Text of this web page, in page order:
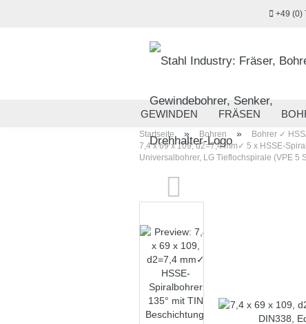
+49 (0)
GEWINDEN FRÄSEN
MESSTECHNIK
Startseite » Bohren » Bohrer ✓
7,4 x 69 x 109, d2=7,4 mm✓ 5 x HSSE-
Universalbohrer, LG Tieflochspirale (VPE 5